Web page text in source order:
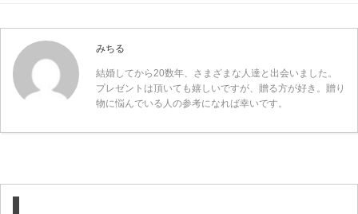
みちる
結婚してから20数年、さまざまな人達と出会いました。
プレゼントは頂いても嬉しいですが、贈る方が好き。贈り
物に悩んでいる人の参考になれば幸いです。